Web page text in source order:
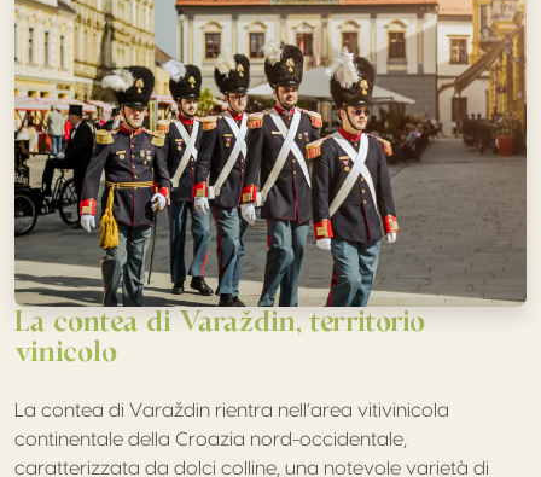
La contea di Varaždin, territorio
vinicolo
La contea di Varaždin rientra nell’area vitivinicola
continentale della Croazia nord-occidentale,
caratterizzata da dolci colline, una notevole varietà di